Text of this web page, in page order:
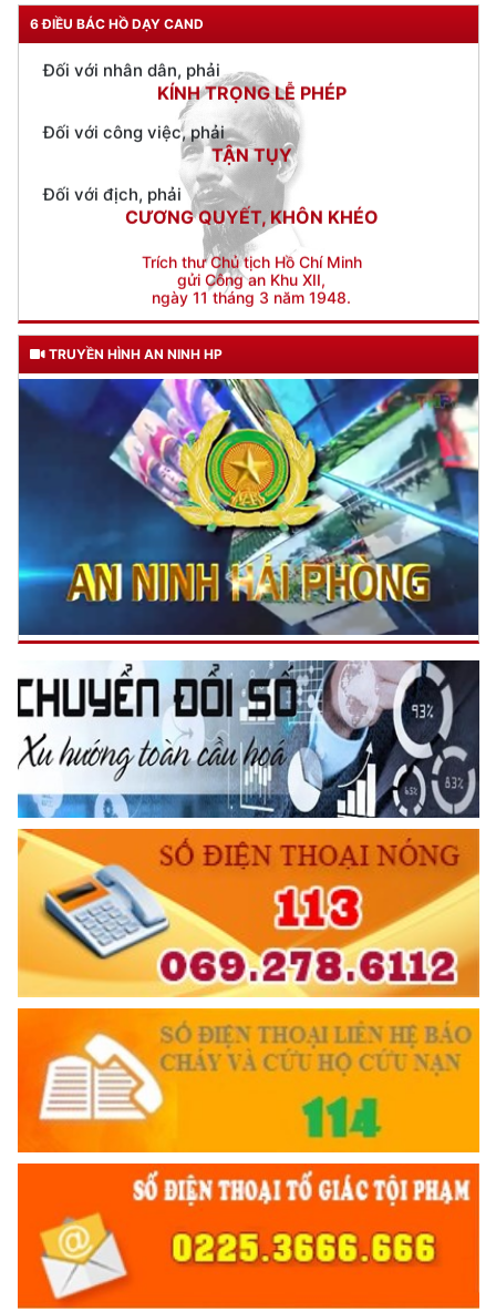
6 ĐIỀU BÁC HỒ DẠY CANDKÍNH TRỌNG LỄ PHÉP
TẬN TỤY
Đối với địch, phải
CƯƠNG QUYẾT, KHÔN KHÉO
Trích thư Chủ tịch Hồ Chí Minh
gửi Công an Khu XII,
ngày 11 tháng 3 năm 1948.
TRUYỀN HÌNH AN NINH HP